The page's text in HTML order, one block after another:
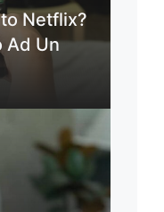
Netflix?
Ad Un